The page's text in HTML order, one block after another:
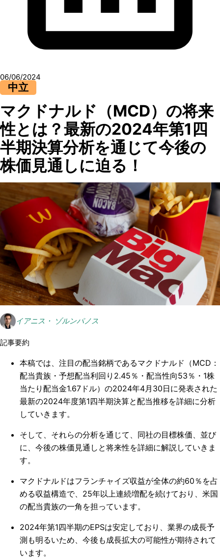
06/06/2024
中立
マクドナルド（MCD）の将来
性とは？最新の2024年第1四
半期決算分析を通じて今後の
株価見通しに迫る！
イアニス・ ゾルンパノス
記事要約
本稿では、注目の配当銘柄であるマクドナルド（MCD：
配当貴族・予想配当利回り2.45％・配当性向53％・1株
当たり配当金1.67ドル）の2024年4月30日に発表された
最新の2024年度第1四半期決算と配当推移を詳細に分析
していきます。
そして、それらの分析を通じて、同社の目標株価、並び
に、今後の株価見通しと将来性を詳細に解説していきま
す。
マクドナルドはフランチャイズ収益が全体の約60％を占
める収益構造で、25年以上連続増配を続けており、米国
の配当貴族の一角を担っています。
2024年第1四半期のEPSは安定しており、業界の成長予
測も明るいため、今後も成長拡大の可能性が期待されて
います。